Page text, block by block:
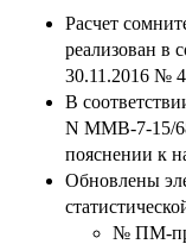
Расчет
реализован в
30.11.2016 №
В
N ММВ-7-15/
пояснении к
Обновлены
№ ПМ-